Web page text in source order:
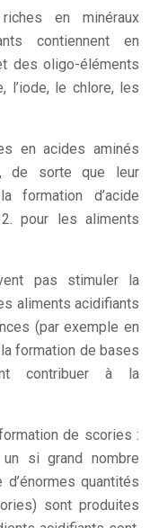
en minéraux
contiennent en
des oligo-éléments
l’iode, le chlore, les
en acides aminés
de sorte que leur
formation d’acide
pour les aliments
pas stimuler la
aliments acidifiants
(par exemple en
formation de bases
contribuer à la
de scories :
si grand nombre
quantités
sont produites